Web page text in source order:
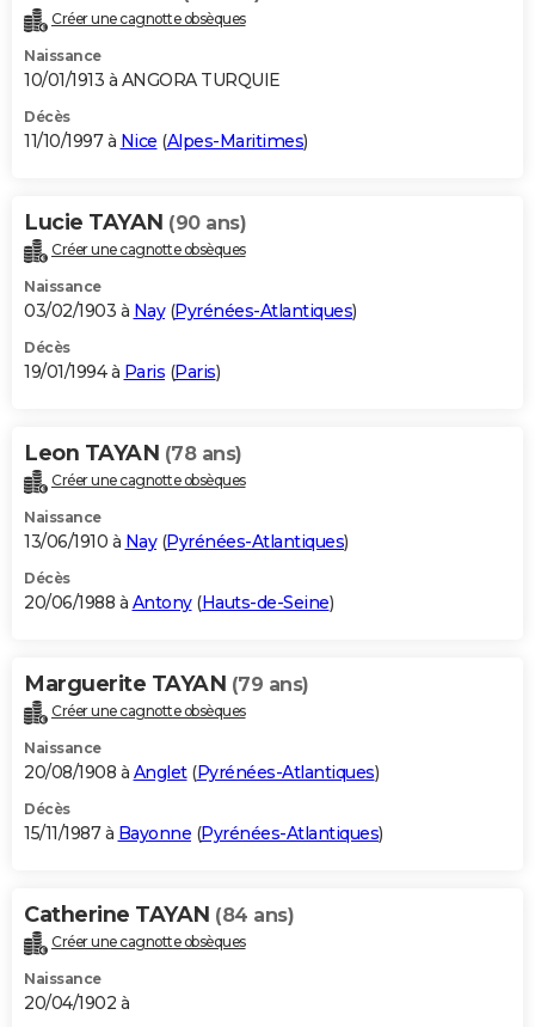
Créer une cagnotte obsèques
Naissance
10/01/1913 à ANGORA TURQUIE
Décès
11/10/1997 à Nice (Alpes-Maritimes)
Lucie TAYAN (90 ans)
Créer une cagnotte obsèques
Naissance
03/02/1903 à Nay(Pyrénées-Atlantiques)
Décès
19/01/1994 à Paris (Paris)
Leon TAYAN (78 ans)
Créer une cagnotte obsèques
Naissance
13/06/1910 à Nay(Pyrénées-Atlantiques)
Décès
20/06/1988 à Antony(Hauts-de-Seine)
Marguerite TAYAN (79 ans)
Créer une cagnotte obsèques
Naissance
20/08/1908 à Anglet(Pyrénées-Atlantiques)
Décès
15/11/1987 à Bayonne (Pyrénées-Atlantiques)
Catherine TAYAN (84 ans)
Créer une cagnotte obsèques
Naissance
20/04/1902 à